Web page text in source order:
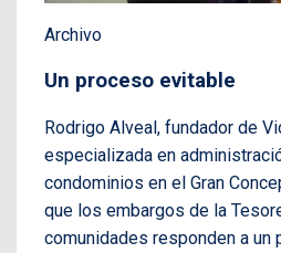
Archivo
Un proceso evitable
Rodrigo Alveal, fundador de
especializada en
condominios en el Gran
que los embargos de la
comunidades responden a un